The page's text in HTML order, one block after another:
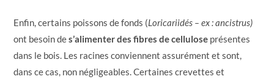
Enfin, certains poissons de fonds (Loricariidés – ex : ancistrus)
ont besoin des’alimenter des fibres de cellulose présentes
dans le bois. Les racines conviennent assurément et sont,
dans ce cas, non négligeables. Certaines crevettes et